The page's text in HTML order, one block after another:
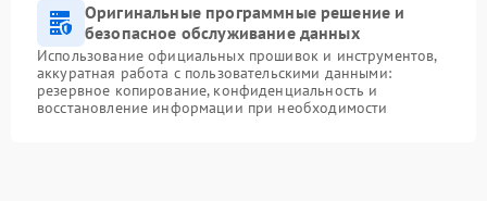
Оригинальные программные решение и
безопасное обслуживание данных
Использование официальных прошивок и инструментов,
аккуратная работа с пользовательскими данными:
резервное копирование, конфиденциальность и
восстановление информации при необходимости